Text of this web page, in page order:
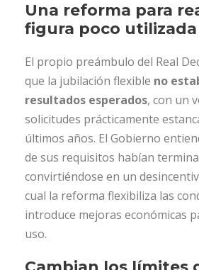
Una reforma para
figura poco utilizada
El propio preámbulo del Real
que la jubilación flexible no
resultados esperados, con un
solicitudes prácticamente
últimos años. El Gobierno
de sus requisitos habían
convirtiéndose en un
cual la reforma flexibiliza las
introduce mejoras económicas
uso.